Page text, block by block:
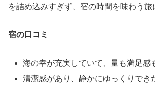
を詰め込みすぎず、宿の時間を味わう旅
宿の口コミ
海の幸が充実していて、量も満足感
清潔感があり、静かにゆっくりでき